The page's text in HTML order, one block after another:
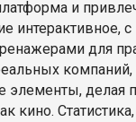
и
интерактивное,
для
компаний,
элементы, делая
кино.